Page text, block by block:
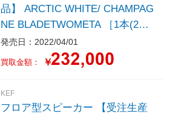
品】 ARCTIC WHITE/ CHAMPAG
NE BLADETWOMETA ［1本(2本
注文のみ受付)］
発売日：2022/04/01
買取金額： ￥
KEF
フロア型スピーカー 【受注生産